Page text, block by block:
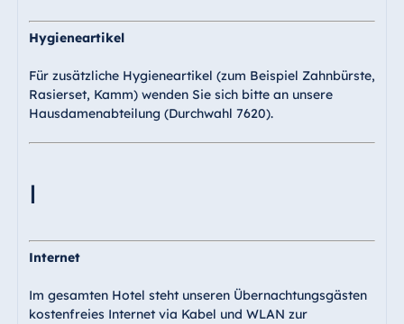
Hygieneartikel
Für zusätzliche Hygieneartikel (zum Beispiel Zahnbürste,
Rasierset, Kamm) wenden Sie sich bitte an unsere
Hausdamenabteilung (Durchwahl 7620).
I
Internet
Im gesamten Hotel steht unseren Übernachtungsgästen
kostenfreies Internet via Kabel und WLAN zur